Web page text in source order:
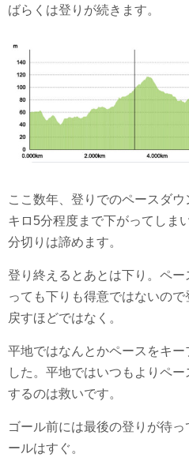
ばらくは登りが続きます。
ここ数年、登りでのペースダ
キロ5分程度まで下がってしま
分切りは諦めます。
登り終えるとあとは下り。ペ
っても下りも得意ではないの
戻すほどではなく。
平地ではなんとかペースをキ
した。平地ではいつもよりペ
するのは救いです。
ゴール前には最後の登りが待
ールはすぐ。